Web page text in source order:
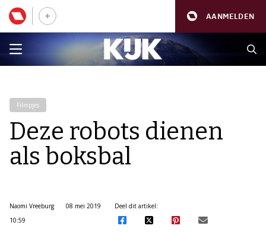
AANMELDEN
Filmpjes
Deze robots dienen
als boksbal
Naomi Vreeburg
08 mei 2019
10:59
Deel dit artikel: